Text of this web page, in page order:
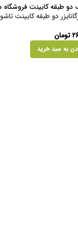
دو طبقه کابینت تاشو
تومان
به سبد خرید